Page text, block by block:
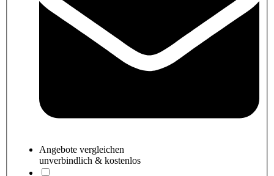
Angebote vergleichen
unverbindlich & kostenlos